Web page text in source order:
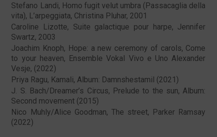
Stefano Landi, Homo fugit velut umbra (Passacaglia della
vita), L’arpeggiata, Christina Pluhar, 2001
Caroline Lizotte, Suite galactique pour harpe, Jennifer
Swartz, 2003
Joachim Knoph, Hope: a new ceremony of carols, Come
to your heaven, Ensemble Vokal Vivo e Uno Alexander
Vesje, (2022)
Priya Ragu, Kamali, Album: Damnshestamil (2021)
J. S. Bach/Dreamer’s Circus, Prelude to the sun, Album:
Second movement (2015)
Nico Muhly/Alice Goodman, The street, Parker Ramsay
(2022)